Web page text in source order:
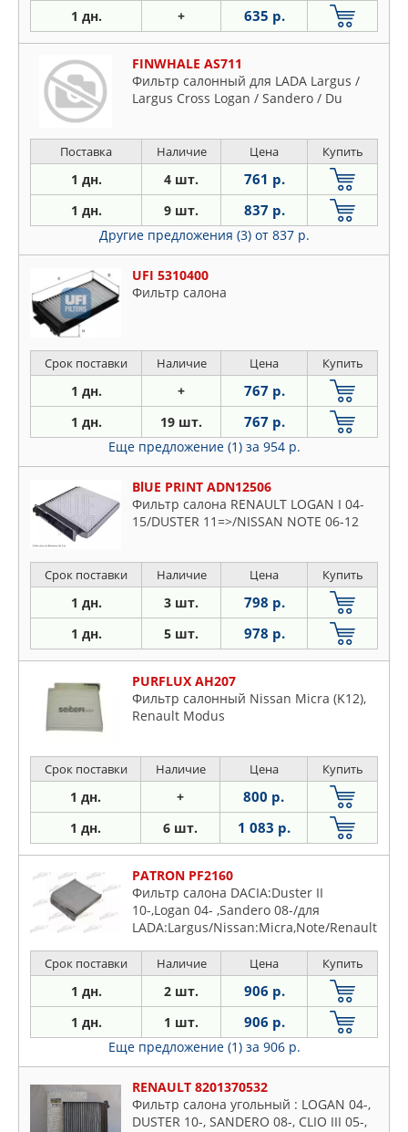
1 дн. + 635 р.
FINWHALE AS711
Фильтр салонный для LADA Largus /
Largus Cross Logan / Sandero / Du
Поставка Наличие Цена Купить
1 дн. 4 шт. 761 р.
1 дн. 9 шт. 837 р.
Другие предложения (3) от 837 р.
UFI 5310400
Фильтр салона
Срок поставки Наличие Цена Купить
1 дн. + 767 р.
1 дн. 19 шт. 767 р.
Еще предложение (1) за 954 р.
BlUE PRINT ADN12506
Фильтр салона RENAULT LOGAN I 04-
15/DUSTER 11=>/NISSAN NOTE 06-12
Срок поставки Наличие Цена Купить
1 дн. 3 шт. 798 р.
1 дн. 5 шт. 978 р.
PURFLUX AH207
Фильтр салонный Nissan Micra (K12),
Renault Modus
Срок поставки Наличие Цена Купить
1 дн. + 800 р.
1 дн. 6 шт. 1 083 р.
PATRON PF2160
Фильтр салона DACIA:Duster II
10-,Logan 04- ,Sandero 08-/для
LADA:Largus/Nissan:Micra,Note/Renault
Срок поставки Наличие Цена Купить
1 дн. 2 шт. 906 р.
1 дн. 1 шт. 906 р.
Еще предложение (1) за 906 р.
RENAULT 8201370532
Фильтр салона угольный : LOGAN 04-,
DUSTER 10-, SANDERO 08-, CLIO III 05-,